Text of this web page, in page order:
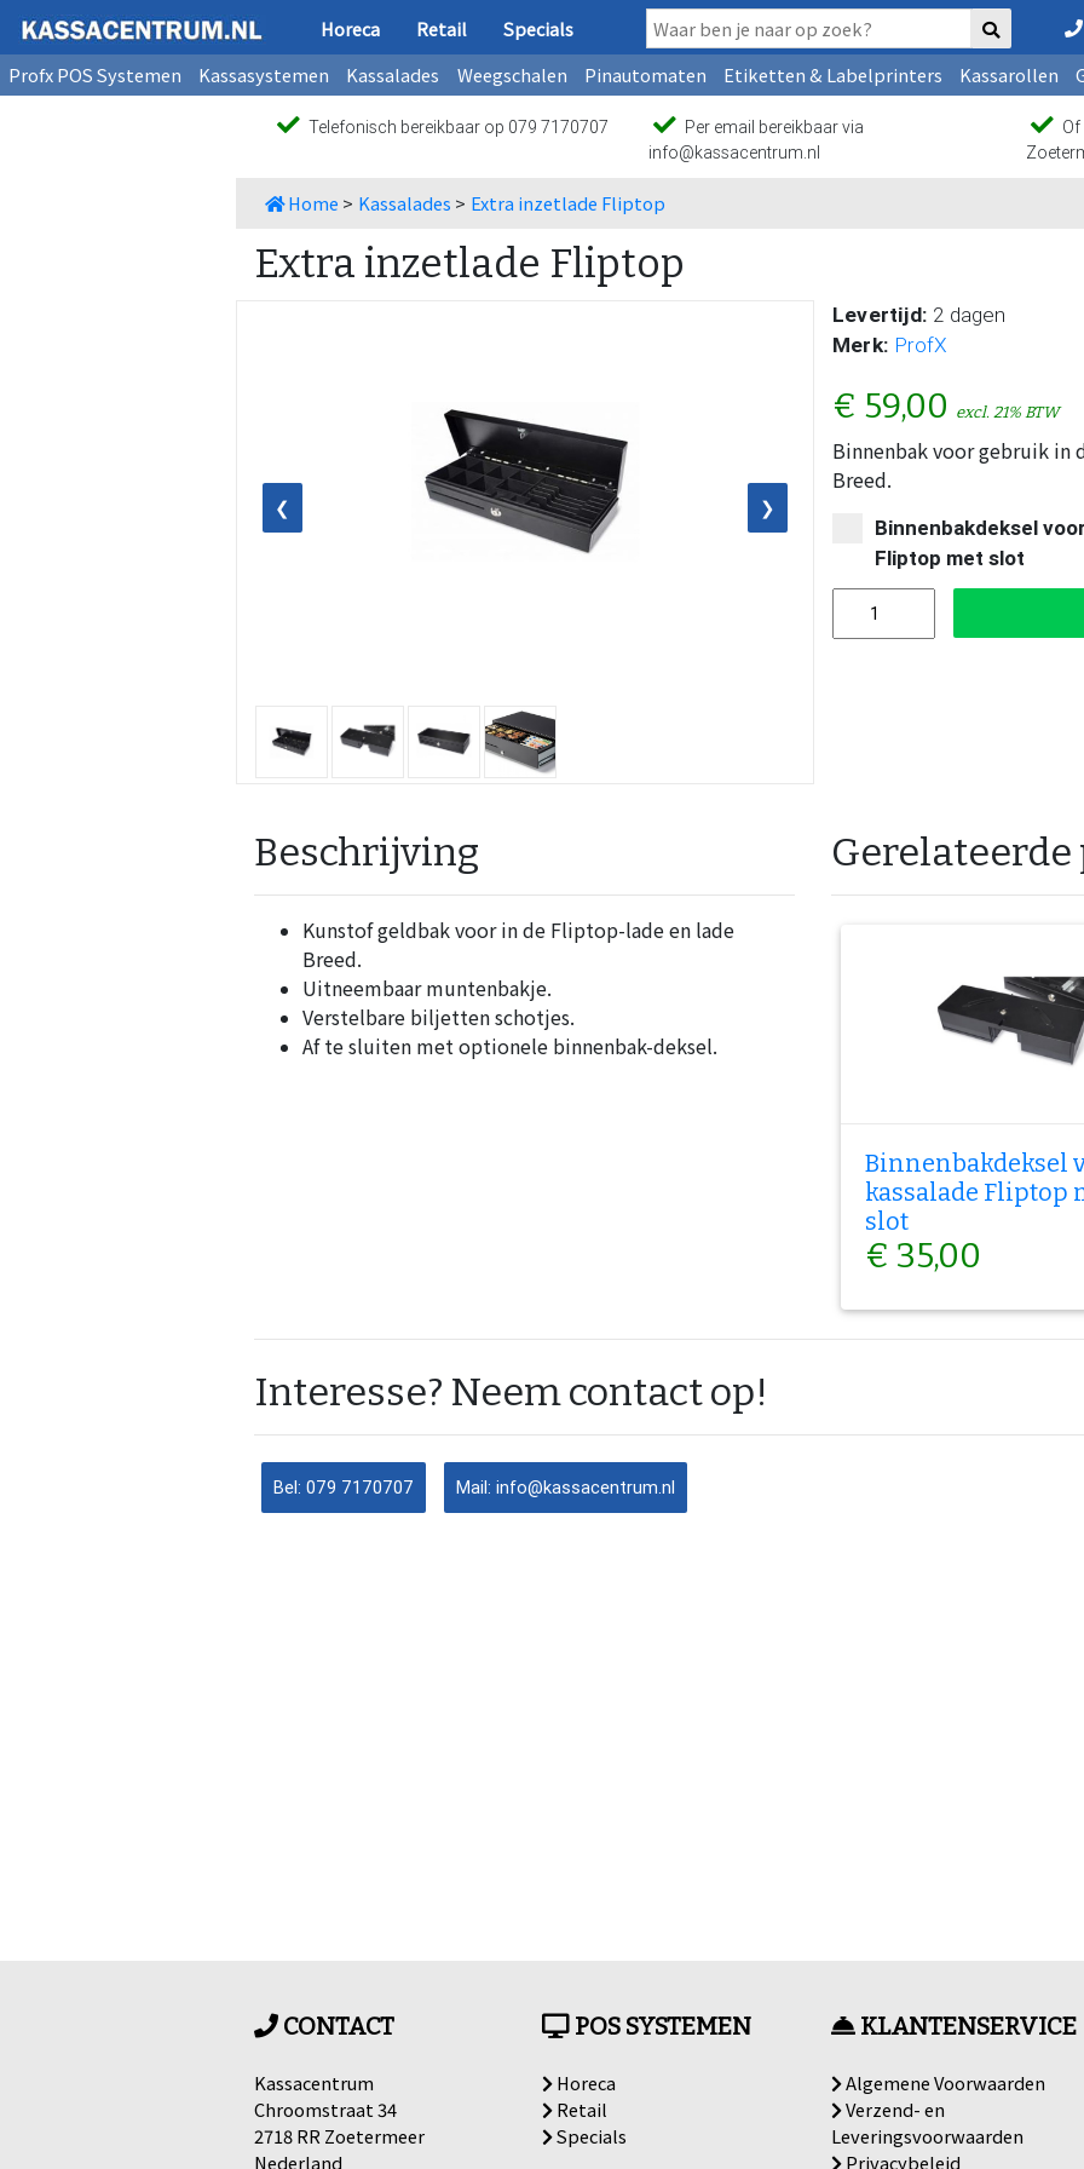
Horeca Retail Specials
Profx POS Systemen
Kassasystemen Kassalades Weegschalen Pinautomaten Etiketten & Labelprinters Kassarollen
Telefonisch bereikbaar op 079 7170707
Per email bereikbaar via
info@kassacentrum.nl
Home > Kassalades > Extra inzetlade Fliptop
Extra inzetlade Fliptop
❮ ❯
Levertijd: 2 dagen
Merk: ProfX
€ 59,00 excl. 21% BTW
Binnenbak voor gebruik in
Breed.
Binnenbakdeksel
Fliptop met slot
Beschrijving
Kunstof geldbak voor in de Fliptop-lade en lade
Breed.
Uitneembaar muntenbakje.
Verstelbare biljetten schotjes.
Af te sluiten met optionele binnenbak-deksel.
Binnenbakdeksel
kassalade Fliptop
slot
€ 35,00
Interesse? Neem contact op!
Bel: 079 7170707 Mail: info@kassacentrum.nl
CONTACT
Kassacentrum
Chroomstraat 34
2718 RR Zoetermeer
Nederland
POS SYSTEMEN
Horeca
Retail
Specials
KLANTENSERVICE
Algemene Voorwaarden
Verzend- en
Leveringsvoorwaarden
Privacybeleid